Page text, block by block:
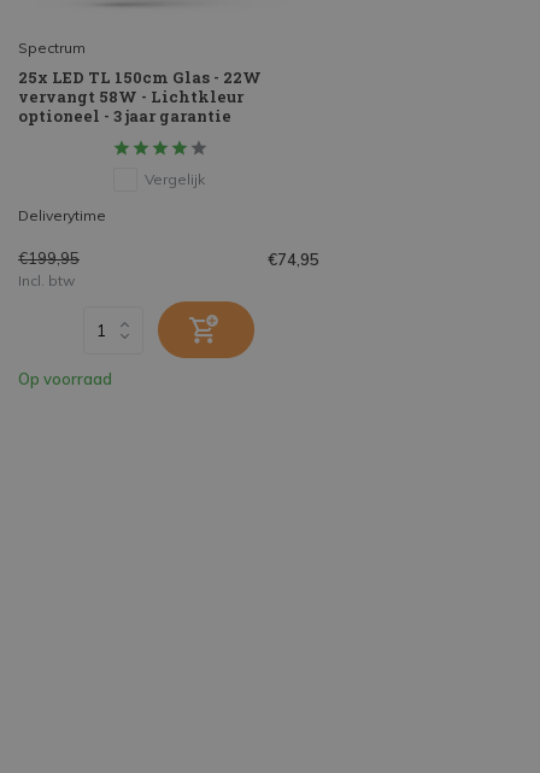
Spectrum
25x LED TL 150cm Glas - 22W
vervangt 58W - Lichtkleur
optioneel - 3 jaar garantie
Vergelijk
Deliverytime
€199,95 €74,95
Incl. btw
Op voorraad